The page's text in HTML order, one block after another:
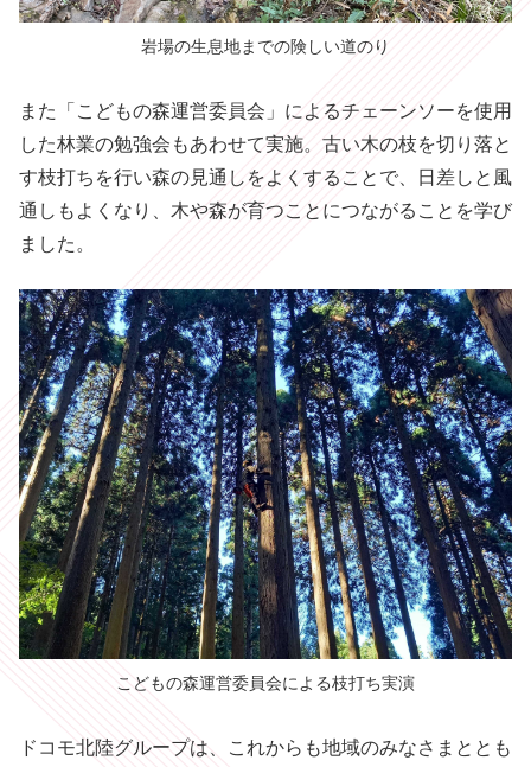
岩場の生息地までの険しい道のり
また「こどもの森運営委員会」によるチェーンソーを使用
した林業の勉強会もあわせて実施。古い木の枝を切り落と
す枝打ちを行い森の見通しをよくすることで、日差しと風
通しもよくなり、木や森が育つことにつながることを学び
ました。
こどもの森運営委員会による枝打ち実演
ドコモ北陸グループは、これからも地域のみなさまととも